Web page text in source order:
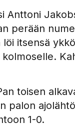
Anttoni
perään
itsensä
toisen
palon
1-0.